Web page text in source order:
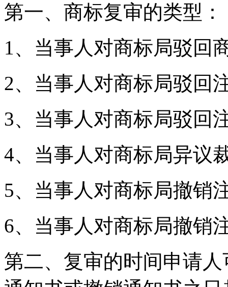
第一、商标复审的类型：
1、当事人对商标局驳回
2、当事人对商标局驳回
3、当事人对商标局驳回
4、当事人对商标局异议
5、当事人对商标局撤销
6、当事人对商标局撤销
第二、复审的时间申请